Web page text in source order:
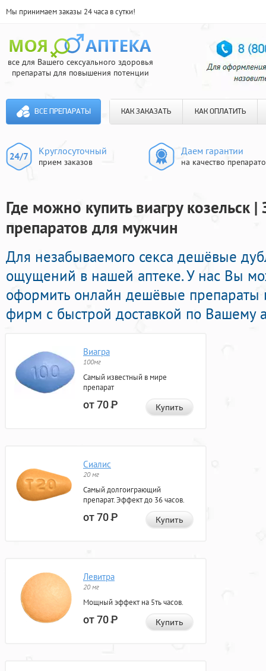
Мы принимаем заказы 24 часа в сутки!
все для Вашего сексуального здоровья
препараты для повышения потенции
ВСЕ ПРЕПАРАТЫ КАК ЗАКАЗАТЬ КАК ОПЛАТИТЬ
Круглосуточный
прием заказов
Даем гарантии
на качество
Где можно купить виагру козельск
препаратов для мужчин
Для незабываемого секса дешёвые
ощущений в нашей аптеке. У нас Вы
оформить онлайн дешёвые препараты
фирм с быстрой доставкой по Вашему
Виагра
100мг
Самый известный в мире
препарат
от 70Р Купить
Сиалис
20 мг
Самый долгоиграющий
препарат. Эффект до 36 часов.
от 70Р Купить
Левитра
20 мг
Мощный эффект на 5ть часов.
от 70Р Купить